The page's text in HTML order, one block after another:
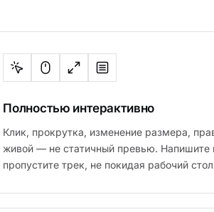
Полностью интерактивно
Клик, прокрутка, изменение размера,
живой — не статичный превью. Напишите
пропустите трек, не покидая рабочий